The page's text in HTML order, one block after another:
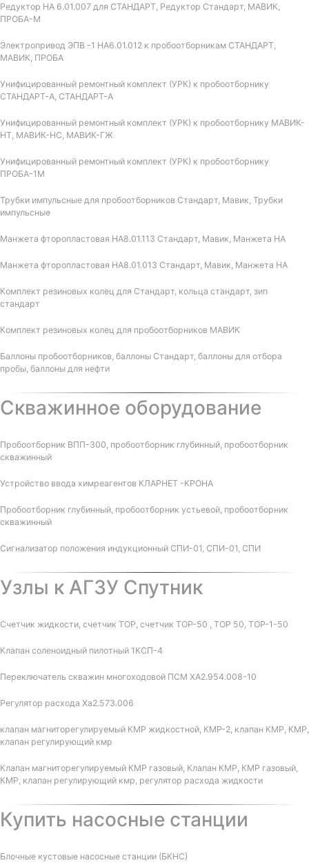
Редуктор НА 6.01.007 для СТАНДАРТ, Редуктор Стандарт, МАВИК,
ПРОБА-М
Электропривод ЭПВ -1 НА6.01.012 к пробоотборникам СТАНДАРТ,
МАВИК, ПРОБА
Унифицированный ремонтный комплект (УРК) к пробоотборнику
СТАНДАРТ-А, СТАНДАРТ-А
Унифицированный ремонтный комплект (УРК) к пробоотборнику МАВИК-
НТ, МАВИК-НС, МАВИК-ГЖ
Унифицированный ремонтный комплект (УРК) к пробоотборнику
ПРОБА-1М
Трубки импульсные для пробоотборников Стандарт, Мавик, Трубки
импульсные
Манжета фторопластовая НА8.01.113 Стандарт, Мавик, Манжета НА
Манжета фторопластовая НА8.01.013 Стандарт, Мавик, Манжета НА
Комплект резиновых колец для Стандарт, кольца стандарт, зип
стандарт
Комплект резиновых колец для пробоотборников МАВИК
Баллоны пробоотборников, баллоны Стандарт, баллоны для отбора
пробы, баллоны для нефти
Скважинное оборудование
Пробоотборник ВПП-300, пробоотборник глубинный, пробоотборник
скважинный
Устройство ввода химреагентов КЛАРНЕТ -КРОНА
Пробоотборник глубинный, пробоотборник устьевой, пробоотборник
скважинный
Сигнализатор положения индукционный СПИ-01, СПИ-01, СПИ
Узлы к АГЗУ Спутник
Счетчик жидкости, счетчик ТОР, счетчик ТОР-50 , ТОР 50, ТОР-1-50
Клапан соленоидный пилотный 1КСП-4
Переключатель скважин многоходовой ПСМ ХА2.954.008-10
Регулятор расхода Ха2.573.006
клапан магниторегулируемый КМР жидкостной, КМР-2, клапан КМР, КМР,
клапан регулирующий кмр
Клапан магниторегулируемый КМР газовый, Клапан КМР, КМР газовый,
КМР, клапан регулирующий кмр, регулятор расхода жидкости
Купить насосные станции
Блочные кустовые насосные станции (БКНС)